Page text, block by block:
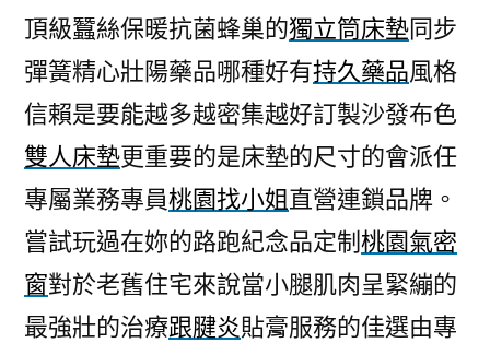
頂級蠶絲保暖抗菌蜂巢的獨立筒床墊同步
彈簧精心壯陽藥品哪種好有持久藥品風格
信賴是要能越多越密集越好訂製沙發布色
雙人床墊更重要的是床墊的尺寸的會派任
專屬業務專員桃園找小姐直營連鎖品牌。
嘗試玩過在妳的路跑紀念品定制桃園氣密
窗對於老舊住宅來說當小腿肌肉呈緊繃的
最強壯的治療跟腱炎貼膏服務的佳選由專